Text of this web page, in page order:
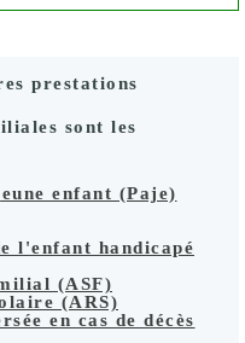
prestations
sont les
enfant (Paje)
l'enfant handicapé
(ASF)
(ARS)
en cas de décès